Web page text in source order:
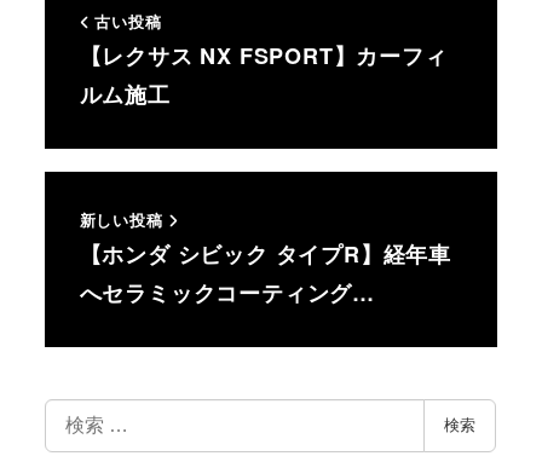
古い投稿
【レクサス NX FSPORT】カーフィ
ルム施工
新しい投稿
【ホンダ シビック タイプR】経年車
へセラミックコーティング…
検
索
検索